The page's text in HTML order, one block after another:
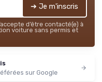
➔ Je m'inscris
d’être contacté(e) à
voiture sans permis et
sur Google